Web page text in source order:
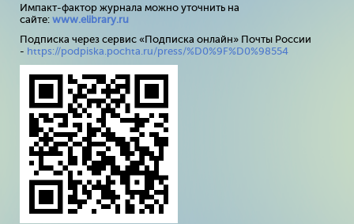
Импакт-фактор журнала можно уточнить на
сайте: www.elibrary.ru
Подписка через сервис «Подписка онлайн» Почты России
- https://podpiska.pochta.ru/press/%D0%9F%D0%98554